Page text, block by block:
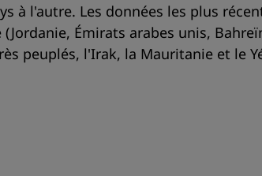
à l'autre. Les données les plus
Émirats arabes unis,
peuplés, l'Irak, la Mauritanie et le